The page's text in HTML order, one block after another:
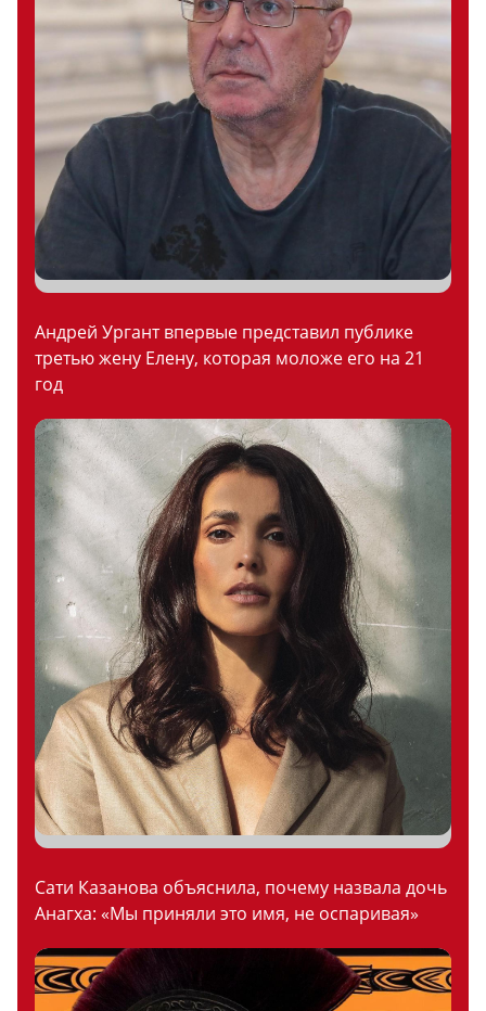
Андрей Ургант впервые представил публике
третью жену Елену, которая моложе его на 21
год
Сати Казанова объяснила, почему назвала дочь
Анагха: «Мы приняли это имя, не оспаривая»